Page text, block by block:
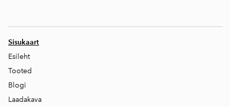
Sisukaart
Esileht
Tooted
Blogi
Laadakava